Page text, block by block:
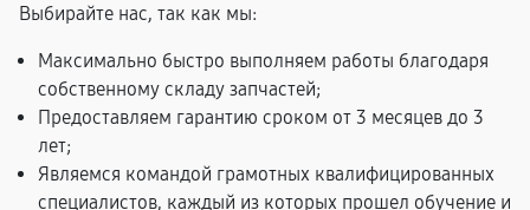
Выбирайте нас, так как мы:
Максимально быстро выполняем работы благодаря
собственному складу запчастей;
Предоставляем гарантию сроком от 3 месяцев до 3
лет;
Являемся командой грамотных квалифицированных
специалистов, каждый из которых прошел обучение и